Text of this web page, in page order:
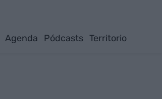
Agenda Pódcasts Territorio